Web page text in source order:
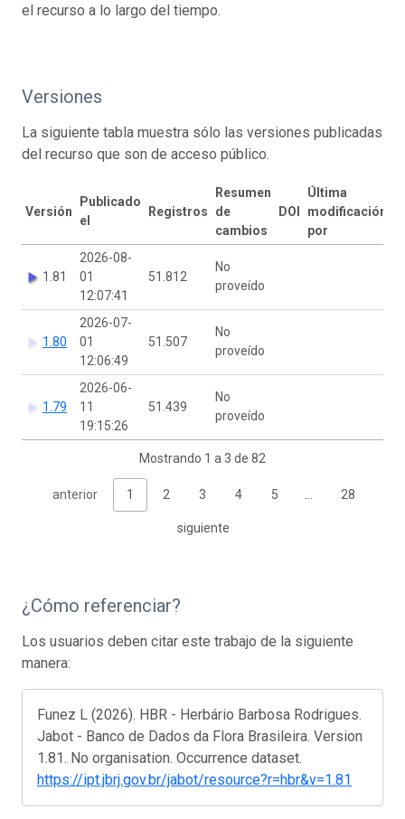
el recurso a lo largo del tiempo.
Versiones
La siguiente tabla muestra sólo las versiones publicadas
del recurso que son de acceso público.
Versión
Publicado
el
Registros
Resumen
de
cambios
DOI
Última
modificación
por
1.81
2026-08-
01
12:07:41
51.812
No
proveído
1.80
2026-07-
01
12:06:49
51.507
No
proveído
1.79
2026-06-
11
19:15:26
51.439
No
proveído
Mostrando 1 a 3 de 82
anterior 1 2 3 4 5 28
siguiente
¿Cómo referenciar?
Los usuarios deben citar este trabajo de la siguiente
manera:
Funez L (2026). HBR - Herbário Barbosa Rodrigues.
Jabot - Banco de Dados da Flora Brasileira. Version
1.81. No organisation. Occurrence dataset.
https://ipt.jbrj.gov.br/jabot/resource?r=hbr&v=1.81